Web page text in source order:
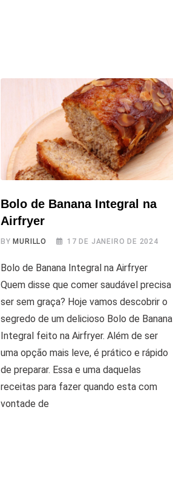
Bolo de Banana Integral na
Airfryer
BYMURILLO 17 DE JANEIRO DE 2024
Bolo de Banana Integral na Airfryer
Quem disse que comer saudável precisa
ser sem graça? Hoje vamos descobrir o
segredo de um delicioso Bolo de Banana
Integral feito na Airfryer. Além de ser
uma opção mais leve, é prático e rápido
de preparar. Essa e uma daquelas
receitas para fazer quando esta com
vontade de